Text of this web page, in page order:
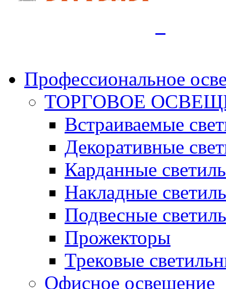
Профессиональное
ТОРГОВОЕ
Встраиваемые
Декоративные
Карданные
Накладные
Подвесные
Прожекторы
Трековые
Офисное освещение